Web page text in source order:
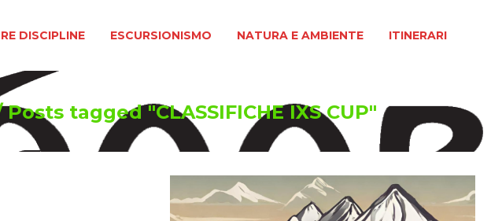
DISCIPLINE ESCURSIONISMO NATURA E AMBIENTE ITINERARI
Posts tagged "CLASSIFICHE IXS CUP"